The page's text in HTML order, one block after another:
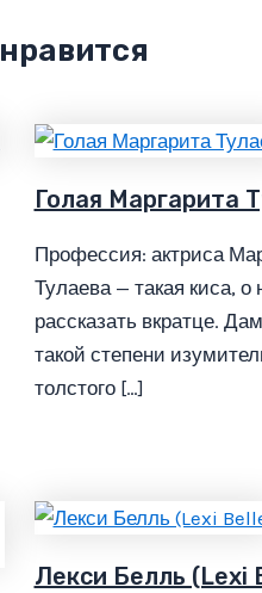
Голая Маргарита
Профессия: актриса
Тулаева — такая киса, о
рассказать вкратце.
такой степени
толстого […]
Лекси Белль (Lexi